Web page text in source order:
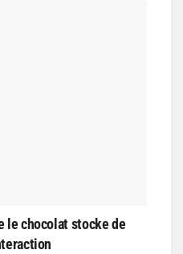
le chocolat stocke de